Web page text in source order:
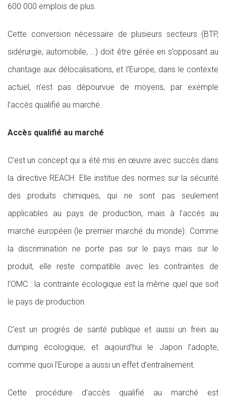
600 000 emplois de plus.
Cette conversion nécessaire de plusieurs secteurs (BTP,
sidérurgie, automobile, …) doit être gérée en s’opposant au
chantage aux délocalisations, et l’Europe, dans le contexte
actuel, n’est pas dépourvue de moyens, par exemple
l’accès qualifié au marché.
Accès qualifié au marché
C’est un concept qui a été mis en œuvre avec succès dans
la directive REACH. Elle institue des normes sur la sécurité
des produits chimiques, qui ne sont pas seulement
applicables au pays de production, mais à l’accès au
marché européen (le premier marché du monde). Comme
la discrimination ne porte pas sur le pays mais sur le
produit, elle reste compatible avec les contraintes de
l’OMC : la contrainte écologique est la même quel que soit
le pays de production.
C’est un progrès de santé publique et aussi un frein au
dumping écologique, et aujourd’hui le Japon l’adopte,
comme quoi l’Europe a aussi un effet d’entraînement.
Cette procédure d’accès qualifié au marché est